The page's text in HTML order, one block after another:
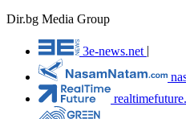
Dir.bg Media Group
3e-news.net